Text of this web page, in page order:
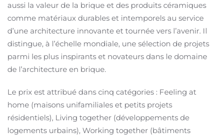
aussi la valeur de la brique et des produits céramiques
comme matériaux durables et intemporels au service
d’une architecture innovante et tournée vers l’avenir. Il
distingue, à l’échelle mondiale, une sélection de projets
parmi les plus inspirants et novateurs dans le domaine
de l’architecture en brique.
Le prix est attribué dans cinq catégories : Feeling at
home (maisons unifamiliales et petits projets
résidentiels), Living together (développements de
logements urbains), Working together (bâtiments